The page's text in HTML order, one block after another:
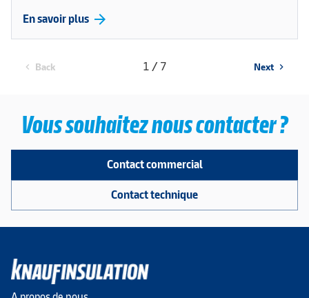
En savoir plus arrow_forward
chevron_left Back 1 / 7 Next chevron_right
Vous souhaitez nous contacter ?
Contact commercial
Contact technique